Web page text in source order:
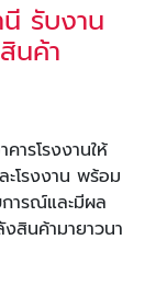
รับงาน
นค้า
ารโรงงานให้
โรงงาน พร้อม
ารณ์และมีผล
สินค้ามายาวนา